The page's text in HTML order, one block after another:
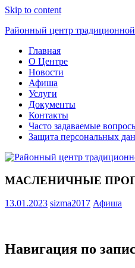
Skip to content
Районный центр
Главная
О Центре
Новости
Афиша
Услуги
Документы
Контакты
Часто задаваемые
Защита персональных
МАСЛЕНИЧНЫЕ
13.01.2023 sizma2017 Афиша
Навигация по